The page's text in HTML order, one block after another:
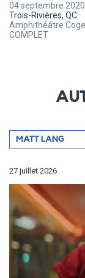
04 septembre 2020
Trois-Rivières, QC
Amphithéâtre
COMPLET
Filtrer
par
MATT LANG
27 juillet 2026